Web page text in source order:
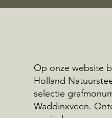
Op onze website
Holland
selectie
Waddinxveen.